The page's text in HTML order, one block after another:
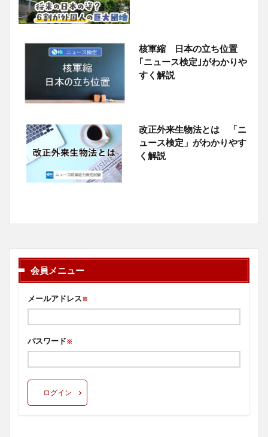
核軍縮 日本の立ち位置
｢ニュース検定｣がわかりや
すく解説
改正外来生物法とは 「ニ
ュース検定」がわかりやす
く解説
会員メニュー
メールアドレス※
パスワード※
ログイン